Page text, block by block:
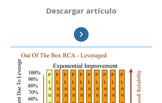
Descargar artículo